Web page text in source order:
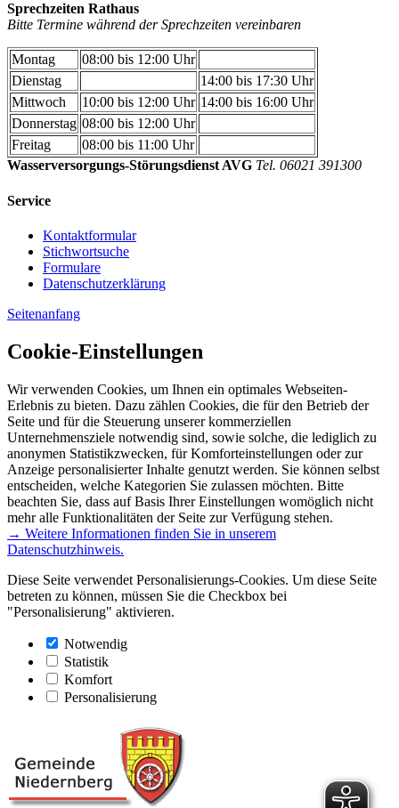
Sprechzeiten Rathaus
Bitte Termine während der Sprechzeiten vereinbaren
Montag
08:00 bis 12:00 Uhr
Dienstag
14:00 bis 17:30 Uhr
Mittwoch
10:00 bis 12:00 Uhr 14:00 bis 16:00 Uhr
Donnerstag 08:00 bis 12:00 Uhr
Freitag
08:00 bis 11:00 Uhr
Wasserversorgungs-Störungsdienst AVG Tel. 06021 391300
Service
Kontaktformular
Stichwortsuche
Formulare
Datenschutzerklärung
Seitenanfang
Cookie-Einstellungen
Wir verwenden Cookies, um Ihnen ein optimales Webseiten-
Erlebnis zu bieten. Dazu zählen Cookies, die für den Betrieb der
Seite und für die Steuerung unserer kommerziellen
Unternehmensziele notwendig sind, sowie solche, die lediglich zu
anonymen Statistikzwecken, für Komforteinstellungen oder zur
Anzeige personalisierter Inhalte genutzt werden. Sie können selbst
entscheiden, welche Kategorien Sie zulassen möchten. Bitte
beachten Sie, dass auf Basis Ihrer Einstellungen womöglich nicht
mehr alle Funktionalitäten der Seite zur Verfügung stehen.
→ Weitere Informationen finden Sie in unserem
Datenschutzhinweis.
Diese Seite verwendet Personalisierungs-Cookies. Um diese Seite
betreten zu können, müssen Sie die Checkbox bei
"Personalisierung" aktivieren.
Notwendig
Statistik
Komfort
Personalisierung